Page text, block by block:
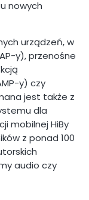
nowych
urządzeń, w
y), przenośne
y) czy
jest także z
dla
mobilnej HiBy
z ponad 100
audio czy